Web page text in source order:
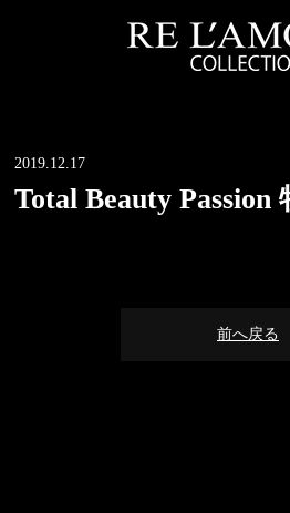
2019.12.17
Total Beauty Passion
前へ戻る